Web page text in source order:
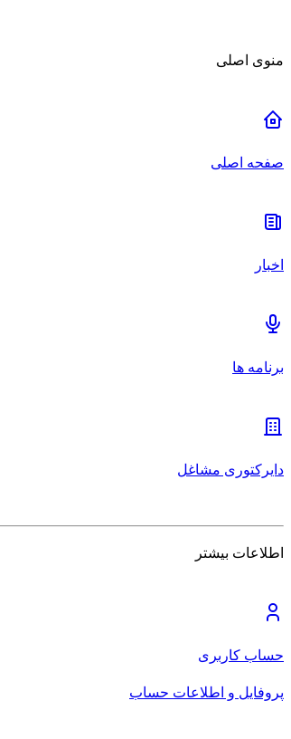
منوی اصلی
صفحه اصلی
اخبار
برنامه ها
دایرکتوری مشاغل
اطلاعات بیشتر
حساب کاربری
پروفایل و اطلاعات حساب